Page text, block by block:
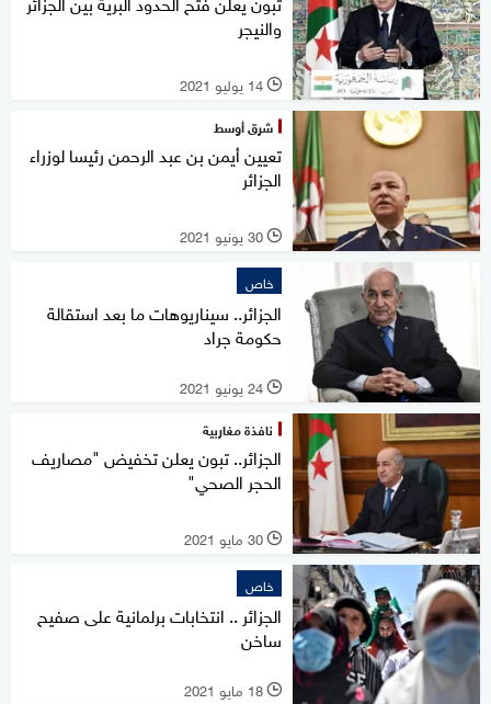
والنيجر
l 14 يوليو 2021
شرق أوسط
تعيين أيمن بن عبد الرحمن رئيسا لوزراء
الجزائر
l 30 يونيو 2021
خاص
الجزائر.. سيناريوهات ما بعد استقالة
حكومة جراد
l 24 يونيو 2021
نافذة مغاربية
الجزائر.. تبون يعلن تخفيض "مصاريف
الحجر الصحي"
l 30 مايو 2021
خاص
الجزائر .. انتخابات برلمانية على صفيح
ساخن
l 18 مايو 2021